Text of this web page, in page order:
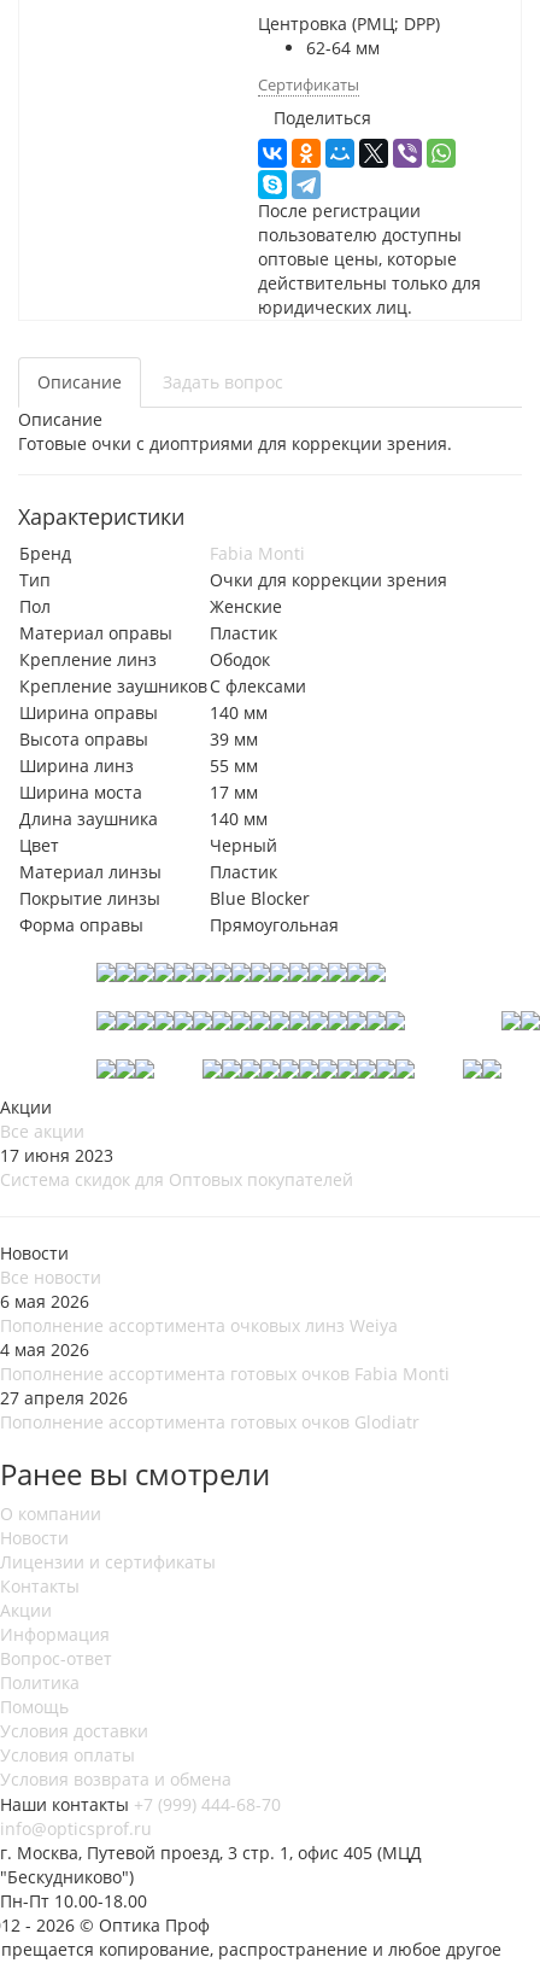
Центровка (РМЦ; DPP)
62-64 мм
Сертификаты
Поделиться
После регистрации
пользователю доступны
оптовые цены, которые
действительны только для
юридических лиц.
Описание
Задать вопрос
Описание
Готовые очки с диоптриями для коррекции зрения.
Характеристики
Бренд
Fabia Monti
Тип
Очки для коррекции зрения
Пол
Женские
Материал оправы
Пластик
Крепление линз
Ободок
Крепление заушниковС флексами
Ширина оправы
140 мм
Высота оправы
39 мм
Ширина линз
55 мм
Ширина моста
17 мм
Длина заушника
140 мм
Цвет
Черный
Материал линзы
Пластик
Покрытие линзы
Blue Blocker
Форма оправы
Прямоугольная
Акции
Все акции
17 июня 2023
Система скидок для Оптовых покупателей
Новости
Все новости
6 мая 2026
Пополнение ассортимента очковых линз Weiya
4 мая 2026
Пополнение ассортимента готовых очков Fabia Monti
27 апреля 2026
Пополнение ассортимента готовых очков Glodiatr
Ранее вы смотрели
О компании
Новости
Лицензии и сертификаты
Контакты
Акции
Информация
Вопрос-ответ
Политика
Помощь
Условия доставки
Условия оплаты
Условия возврата и обмена
Наши контакты +7 (999) 444-68-70
info@opticsprof.ru
г. Москва, Путевой проезд, 3 стр. 1, офис 405 (МЦД
"Бескудниково")
Пн-Пт 10.00-18.00
- 2026 © Оптика Проф
копирование, распространение и любое другое